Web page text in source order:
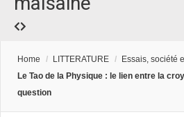
Home / LITTERATURE / Essais, société
Le Tao de la Physique : le lien entre la
question